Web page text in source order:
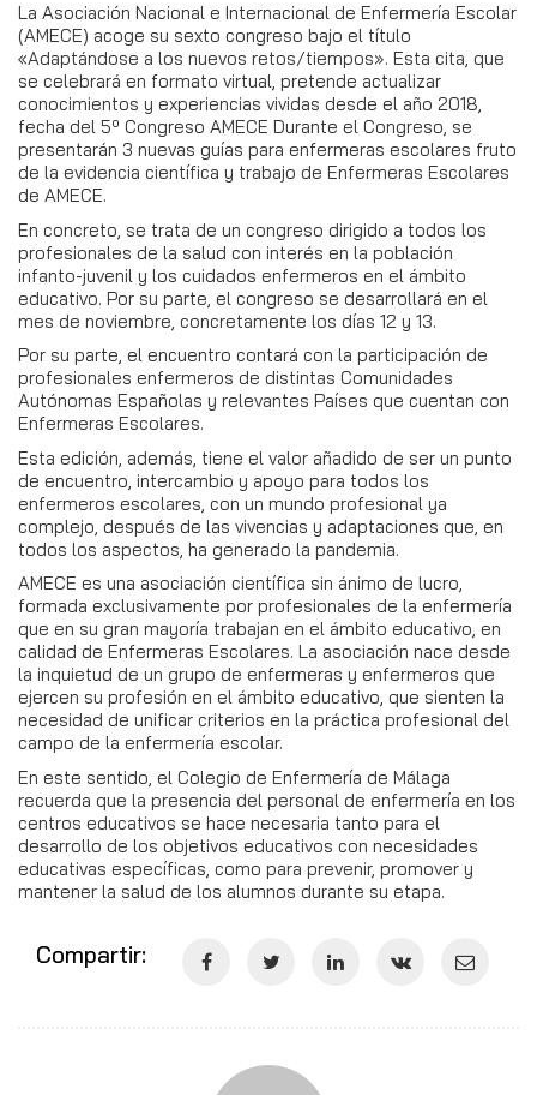
La Asociación Nacional e Internacional de Enfermería Escolar
(AMECE) acoge su sexto congreso bajo el título
«Adaptándose a los nuevos retos/tiempos». Esta cita, que
se celebrará en formato virtual, pretende actualizar
conocimientos y experiencias vividas desde el año 2018,
fecha del 5º Congreso AMECE Durante el Congreso, se
presentarán 3 nuevas guías para enfermeras escolares fruto
de la evidencia científica y trabajo de Enfermeras Escolares
de AMECE.
En concreto, se trata de un congreso dirigido a todos los
profesionales de la salud con interés en la población
infanto-juvenil y los cuidados enfermeros en el ámbito
educativo. Por su parte, el congreso se desarrollará en el
mes de noviembre, concretamente los días 12 y 13.
Por su parte, el encuentro contará con la participación de
profesionales enfermeros de distintas Comunidades
Autónomas Españolas y relevantes Países que cuentan con
Enfermeras Escolares.
Esta edición, además, tiene el valor añadido de ser un punto
de encuentro, intercambio y apoyo para todos los
enfermeros escolares, con un mundo profesional ya
complejo, después de las vivencias y adaptaciones que, en
todos los aspectos, ha generado la pandemia.
AMECE es una asociación científica sin ánimo de lucro,
formada exclusivamente por profesionales de la enfermería
que en su gran mayoría trabajan en el ámbito educativo, en
calidad de Enfermeras Escolares. La asociación nace desde
la inquietud de un grupo de enfermeras y enfermeros que
ejercen su profesión en el ámbito educativo, que sienten la
necesidad de unificar criterios en la práctica profesional del
campo de la enfermería escolar.
En este sentido, el Colegio de Enfermería de Málaga
recuerda que la presencia del personal de enfermería en los
centros educativos se hace necesaria tanto para el
desarrollo de los objetivos educativos con necesidades
educativas específicas, como para prevenir, promover y
mantener la salud de los alumnos durante su etapa.
Compartir: